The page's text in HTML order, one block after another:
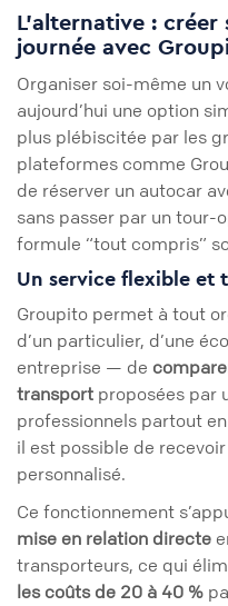
L’alternative :
journée avec
Organiser soi-même un
aujourd’hui une option
plus plébiscitée par les
plateformes comme
de réserver un autocar
sans passer par un tour-
formule “tout compris”
Un service flexible et
Groupito permet à tout
d’un particulier, d’une
entreprise — de
transport proposées par
professionnels partout
il est possible de
personnalisé.
Ce fonctionnement
mise en relation directe
transporteurs, ce qui
les coûts de 20 à 40 %